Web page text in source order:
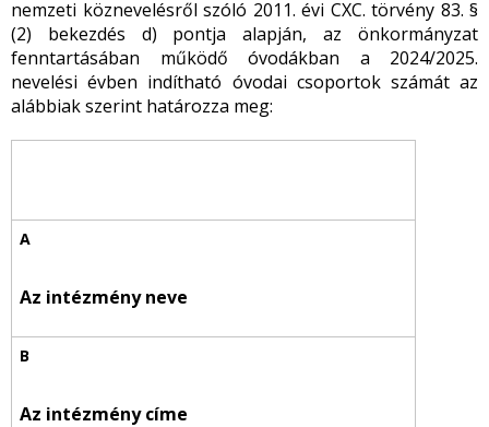
nemzeti köznevelésről szóló 2011. évi CXC. törvény 83. §
(2) bekezdés d) pontja alapján, az önkormányzat
fenntartásában működő óvodákban a 2024/2025.
nevelési évben indítható óvodai csoportok számát az
alábbiak szerint határozza meg:
Az intézmény neve
Az intézmény címe